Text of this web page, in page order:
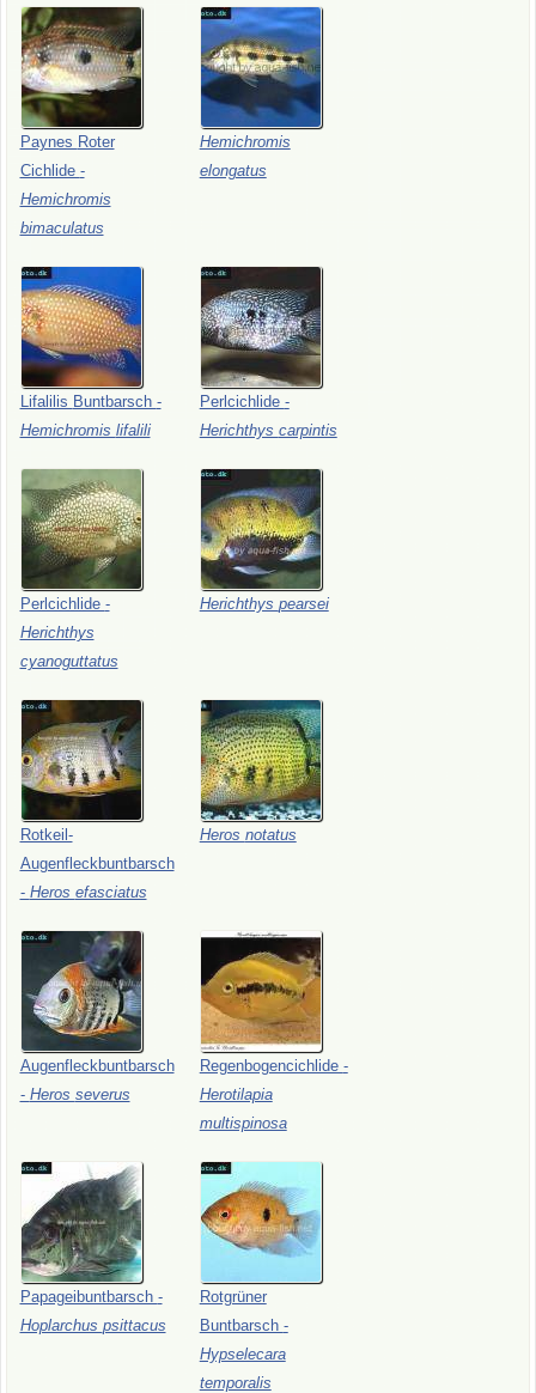
Paynes Roter
Cichlide -
Hemichromis
bimaculatus
Hemichromis
elongatus
Lifalilis Buntbarsch -
Hemichromis lifalili
Perlcichlide -
Herichthys carpintis
Perlcichlide -
Herichthys
cyanoguttatus
Herichthys pearsei
Rotkeil-
Augenfleckbuntbarsch
- Heros efasciatus
Heros notatus
Augenfleckbuntbarsch
- Heros severus
Regenbogencichlide -
Herotilapia
multispinosa
Papageibuntbarsch -
Hoplarchus psittacus
Rotgrüner
Buntbarsch -
Hypselecara
temporalis